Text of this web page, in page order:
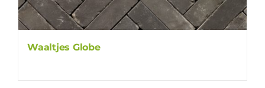
Waaltjes Globe